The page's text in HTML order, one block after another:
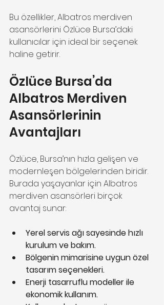
Bu özellikler, Albatros merdiven
asansörlerini Özlüce Bursa’daki
kullanıcılar için ideal bir seçenek
haline getirir.
Özlüce Bursa’da
Albatros Merdiven
Asansörlerinin
Avantajları
Özlüce, Bursa’nın hızla gelişen ve
modernleşen bölgelerinden biridir.
Burada yaşayanlar için Albatros
merdiven asansörleri birçok
avantaj sunar:
Yerel servis ağı sayesinde hızlı
kurulum ve bakım.
Bölgenin mimarisine uygun özel
tasarım seçenekleri.
Enerji tasarruflu modeller ile
ekonomik kullanım.